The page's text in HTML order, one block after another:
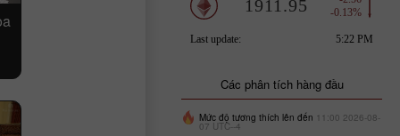
Các phân tích hàng đầu
Mức độ tương thích lên đến 11:00 2026-08-
07 UTC--4